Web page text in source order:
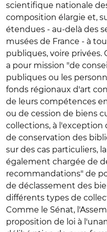
scientifique nationale
composition élargie et,
étendues - au-delà des
musées de France - à
publiques, voire
a pour mission "de
publiques ou les
fonds régionaux d'art
de leurs compétences
ou de cession de biens
collections, à l'exception
de conservation des
sur des cas particuliers,
également chargée de
recommandations" de
de déclassement des
différents types de
Comme le Sénat,
proposition de loi à